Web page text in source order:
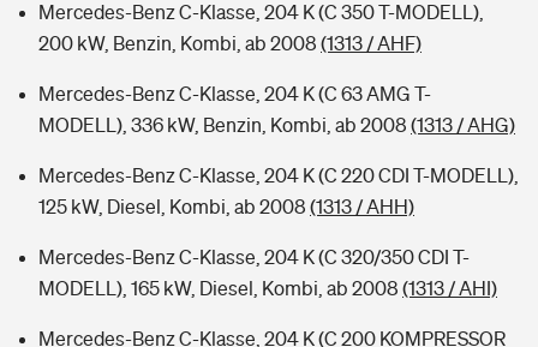
Mercedes-Benz C-Klasse, 204 K (C 350 T-MODELL),
200 kW, Benzin, Kombi, ab 2008 (1313 / AHF)
Mercedes-Benz C-Klasse, 204 K (C 63 AMG T-
MODELL), 336 kW, Benzin, Kombi, ab 2008 (1313 / AHG)
Mercedes-Benz C-Klasse, 204 K (C 220 CDI T-MODELL),
125 kW, Diesel, Kombi, ab 2008 (1313 / AHH)
Mercedes-Benz C-Klasse, 204 K (C 320/350 CDI T-
MODELL), 165 kW, Diesel, Kombi, ab 2008 (1313 / AHI)
Mercedes-Benz C-Klasse, 204 K (C 200 KOMPRESSOR